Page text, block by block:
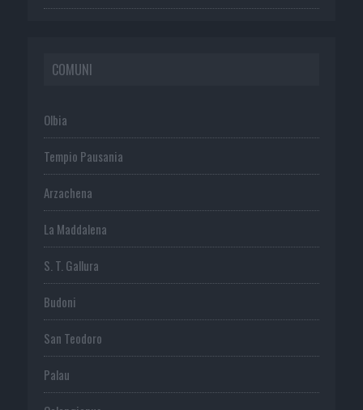
COMUNI
Olbia
Tempio Pausania
Arzachena
La Maddalena
S. T. Gallura
Budoni
San Teodoro
Palau